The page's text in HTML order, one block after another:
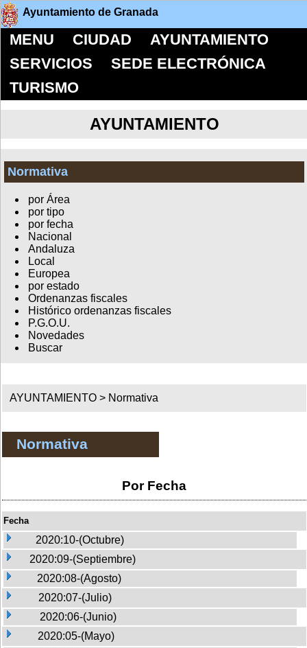
Ayuntamiento de Granada
MENU CIUDAD
AYUNTAMIENTO
SERVICIOS
SEDE ELECTRÓNICA
TURISMO
AYUNTAMIENTO
Normativa
por Área
por tipo
por fecha
Nacional
Andaluza
Local
Europea
por estado
Ordenanzas fiscales
Histórico ordenanzas fiscales
P.G.O.U.
Novedades
Buscar
AYUNTAMIENTO > Normativa
Normativa
Por Fecha
Fecha
2020:10-(Octubre)
2020:09-(Septiembre)
2020:08-(Agosto)
2020:07-(Julio)
2020:06-(Junio)
2020:05-(Mayo)